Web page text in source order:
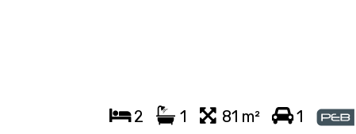
2 1 81 m² 1